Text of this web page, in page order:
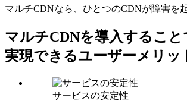
マルチCDNなら、ひとつのCDNが障害を
マルチCDNを導入すること
実現できるユーザーメリッ
サービスの安定性